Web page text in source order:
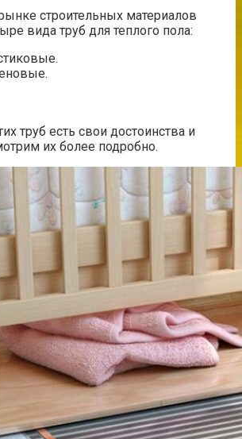
строительных материалов
вида труб для теплого пола:
труб есть свои достоинства и
их более подробно.